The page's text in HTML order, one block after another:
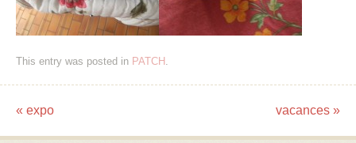
This entry was posted in PATCH .
Post navigation
« expo vacances »